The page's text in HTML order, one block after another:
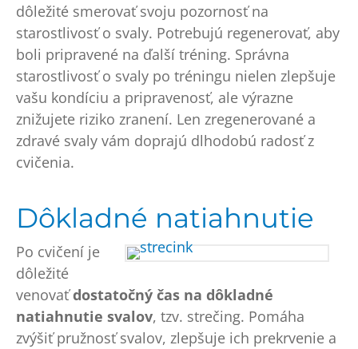
dôležité smerovať svoju pozornosť na
starostlivosť o svaly. Potrebujú regenerovať, aby
boli pripravené na ďalší tréning. Správna
starostlivosť o svaly po tréningu nielen zlepšuje
vašu kondíciu a pripravenosť, ale výrazne
znižujete riziko zranení. Len zregenerované a
zdravé svaly vám doprajú dlhodobú radosť z
cvičenia.
Dôkladné natiahnutie
Po cvičení je
dôležité
venovaťdostatočný čas na dôkladné
natiahnutie svalov, tzv. strečing. Pomáha
zvýšiť pružnosť svalov, zlepšuje ich prekrvenie a